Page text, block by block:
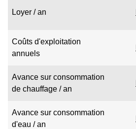
Loyer / an
Coûts d'exploitation
annuels
Avance sur consommation
de chauffage / an
Avance sur consommation
d'eau / an